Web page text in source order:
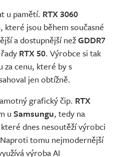
u pamětí. RTX 3060
, které jsou během současné
a dostupnější nežGDDR7
RTX 50. Výrobce si tak
cenu, které by s
jen obtížně.
grafický čip. RTX
uSamsungu, tedy na
dnes nesoutěží výrobci
tomu nejmodernější
výroba AI